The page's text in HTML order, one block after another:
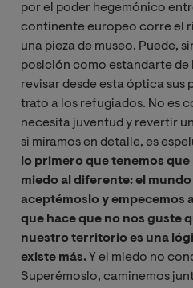
por el poder hegemónico
continente europeo corre el
una pieza de museo. Puede,
posición como estandarte de
revisar desde esta óptica sus
trato a los refugiados. No es
necesita juventud y revertir
si miramos en detalle, es
lo primero que tenemos
miedo al diferente: el
aceptémoslo y empecemos
que hace que no nos guste
nuestro territorio es una
existe más. Y el miedo no
Superémoslo, caminemos